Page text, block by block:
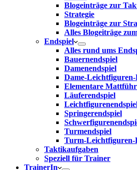
Blogeinträge zur
Strategie
Blogeinträge zur
Alles Blogeiträge
Endspiel
Alles rund ums
Bauernendspiel
Damenendspiel
Dame-
Elementare
Läuferendspiel
Springerendspiel
Turmendspiel
Turm-Leichtfiguren-
Taktikaufgaben
Speziell für Trainer
TrainerIn